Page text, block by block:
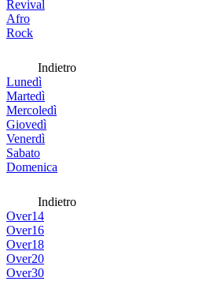
Revival
Afro
Rock
Indietro
Lunedì
Martedì
Mercoledì
Giovedì
Venerdì
Sabato
Domenica
Indietro
Over14
Over16
Over18
Over20
Over30